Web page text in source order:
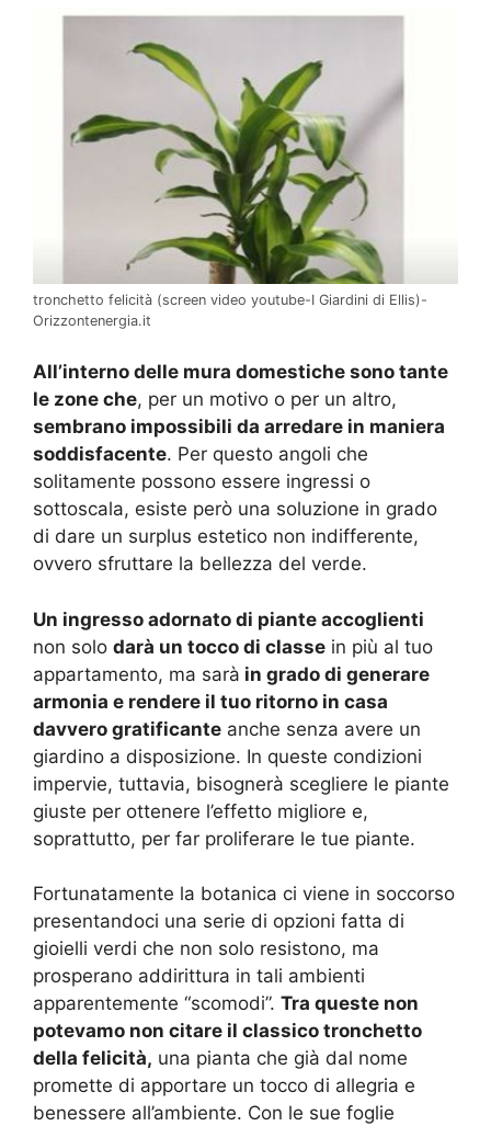
tronchetto felicità (screen video youtube-I Giardini di Ellis)-
Orizzontenergia.it
All’interno delle mura domestiche sono tante
le zone che, per un motivo o per un altro,
sembrano impossibili da arredare in maniera
soddisfacente. Per questo angoli che
solitamente possono essere ingressi o
sottoscala, esiste però una soluzione in grado
di dare un surplus estetico non indifferente,
ovvero sfruttare la bellezza del verde.
Un ingresso adornato di piante accoglienti
non solo darà un tocco di classe in più al tuo
appartamento, ma sarà in grado di generare
armonia e rendere il tuo ritorno in casa
davvero gratificante anche senza avere un
giardino a disposizione. In queste condizioni
impervie, tuttavia, bisognerà scegliere le piante
giuste per ottenere l’effetto migliore e,
soprattutto, per far proliferare le tue piante.
Fortunatamente la botanica ci viene in soccorso
presentandoci una serie di opzioni fatta di
gioielli verdi che non solo resistono, ma
prosperano addirittura in tali ambienti
apparentemente “scomodi”. Tra queste non
potevamo non citare il classico tronchetto
della felicità, una pianta che già dal nome
promette di apportare un tocco di allegria e
benessere all’ambiente. Con le sue foglie